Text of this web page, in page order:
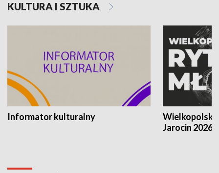
KULTURA I SZTUKA
Informator kulturalny
Jarocin 2026